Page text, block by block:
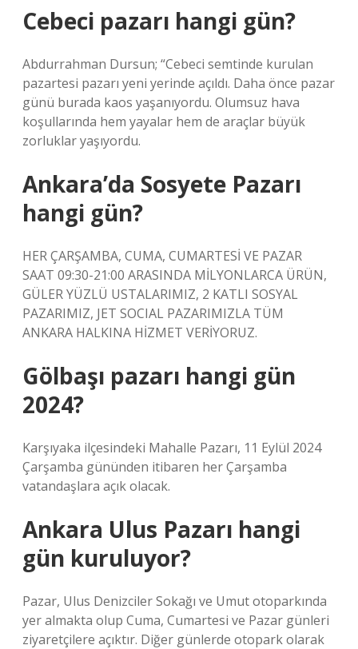
Cebeci pazarı hangi gün?
Abdurrahman Dursun; “Cebeci semtinde kurulan
pazartesi pazarı yeni yerinde açıldı. Daha önce pazar
günü burada kaos yaşanıyordu. Olumsuz hava
koşullarında hem yayalar hem de araçlar büyük
zorluklar yaşıyordu.
Ankara’da Sosyete Pazarı
hangi gün?
HER ÇARŞAMBA, CUMA, CUMARTESİ VE PAZAR
SAAT 09:30-21:00 ARASINDA MİLYONLARCA ÜRÜN,
GÜLER YÜZLÜ USTALARIMIZ, 2 KATLI SOSYAL
PAZARIMIZ, JET SOCIAL PAZARIMIZLA TÜM
ANKARA HALKINA HİZMET VERİYORUZ.
Gölbaşı pazarı hangi gün
2024?
Karşıyaka ilçesindeki Mahalle Pazarı, 11 Eylül 2024
Çarşamba gününden itibaren her Çarşamba
vatandaşlara açık olacak.
Ankara Ulus Pazarı hangi
gün kuruluyor?
Pazar, Ulus Denizciler Sokağı ve Umut otoparkında
yer almakta olup Cuma, Cumartesi ve Pazar günleri
ziyaretçilere açıktır. Diğer günlerde otopark olarak